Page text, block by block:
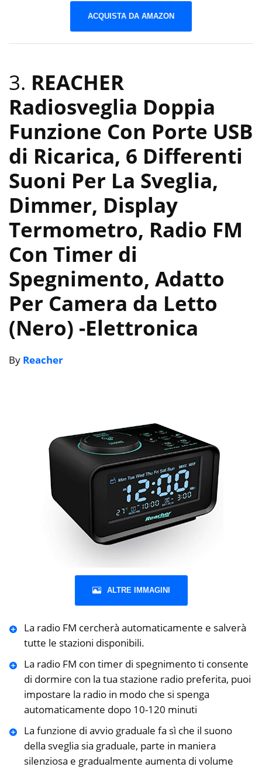
ACQUISTA DA AMAZON
3. REACHER
Radiosveglia Doppia
Funzione Con Porte USB
di Ricarica, 6 Differenti
Suoni Per La Sveglia,
Dimmer, Display
Termometro, Radio FM
Con Timer di
Spegnimento, Adatto
Per Camera da Letto
(Nero) -Elettronica
By Reacher
ALTRE IMMAGINI
La radio FM cercherà automaticamente e salverà
tutte le stazioni disponibili.
La radio FM con timer di spegnimento ti consente
di dormire con la tua stazione radio preferita, puoi
impostare la radio in modo che si spenga
automaticamente dopo 10-120 minuti
La funzione di avvio graduale fa sì che il suono
della sveglia sia graduale, parte in maniera
silenziosa e gradualmente aumenta di volume